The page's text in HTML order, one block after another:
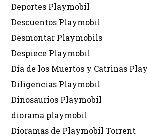
Deportes Playmobil
Descuentos Playmobil
Desmontar Playmobils
Despiece Playmobil
Día de los Muertos y Catrinas
Diligencias Playmobil
Dinosaurios Playmobil
diorama playmobil
Dioramas de Playmobil Torrent